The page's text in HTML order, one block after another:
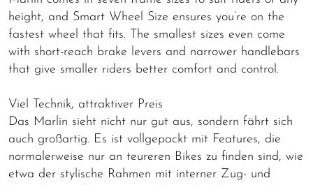
height, and Smart Wheel Size ensures you’re on the
fastest wheel that fits. The smallest sizes even come
with short-reach brake levers and narrower handlebars
that give smaller riders better comfort and control.
Viel Technik, attraktiver Preis
Das Marlin sieht nicht nur gut aus, sondern fährt sich
auch großartig. Es ist vollgepackt mit Features, die
normalerweise nur an teureren Bikes zu finden sind, wie
etwa der stylische Rahmen mit interner Zug- und